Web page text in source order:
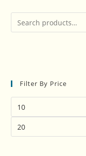
Filter By Price